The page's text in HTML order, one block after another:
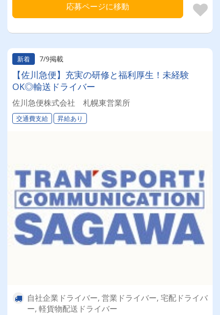
応募ページに移動
新着 7/9掲載
【佐川急便】充実の研修と福利厚生！未経験
OK◎輸送ドライバー
佐川急便株式会社 札幌東営業所
交通費支給 昇給あり
自社企業ドライバー, 営業ドライバー, 宅配ドライバ
ー, 軽貨物配送ドライバー